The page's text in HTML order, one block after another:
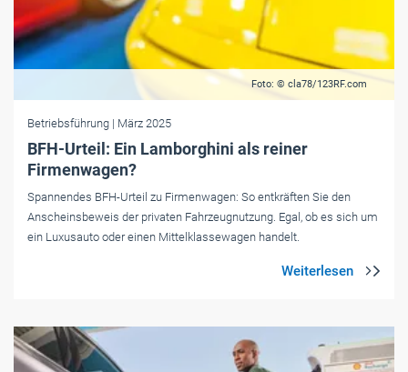
Foto: © cla78/123RF.com
Betriebsführung | März 2025
BFH-Urteil: Ein Lamborghini als reiner
Firmenwagen?
Spannendes BFH-Urteil zu Firmenwagen: So entkräften Sie den
Anscheinsbeweis der privaten Fahrzeugnutzung. Egal, ob es sich um
ein Luxusauto oder einen Mittelklassewagen handelt.